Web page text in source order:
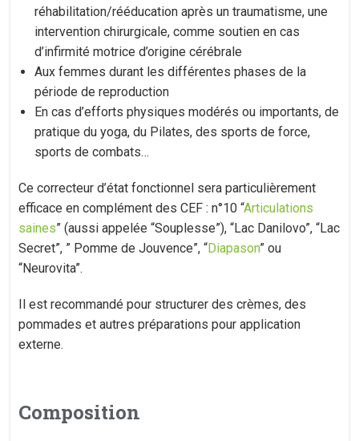
réhabilitation/rééducation après un traumatisme, une
intervention chirurgicale, comme soutien en cas
d’infirmité motrice d’origine cérébrale
Aux femmes durant les différentes phases de la
période de reproduction
En cas d’efforts physiques modérés ou importants, de
pratique du yoga, du Pilates, des sports de force,
sports de combats…
Ce correcteur d’état fonctionnel sera particulièrement
efficace en complément des CEF : n°10 “Articulations
saines” (aussi appelée “Souplesse”), “Lac Danilovo”, “Lac
Secret”, ” Pomme de Jouvence”, “Diapason” ou
“Neurovita”.
Il est recommandé pour structurer des crèmes, des
pommades et autres préparations pour application
externe.
Composition